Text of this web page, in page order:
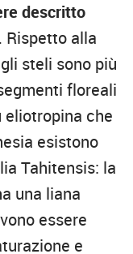
descritto
Rispetto alla
steli sono più
floreali
eliotropina che
esistono
Tahitensis: la
una liana
essere
e